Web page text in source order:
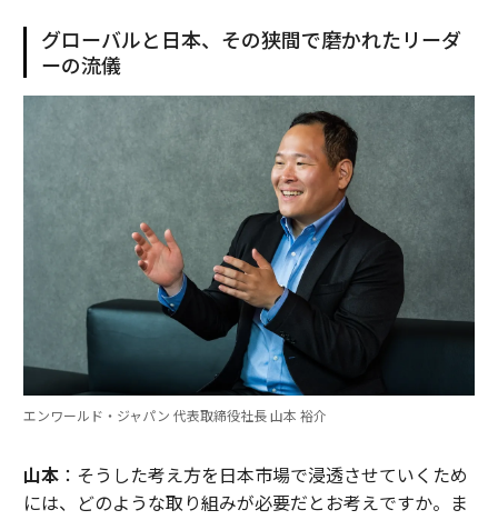
グローバルと日本、その狭間で磨かれたリーダ
ーの流儀
エンワールド・ジャパン 代表取締役社長 山本 裕介
山本：そうした考え方を日本市場で浸透させていくため
には、どのような取り組みが必要だとお考えですか。ま